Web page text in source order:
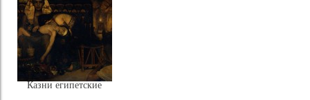
Казни египетские